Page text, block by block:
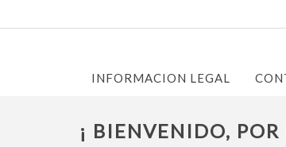
INFORMACION LEGAL
¡ BIENVENIDO, POR